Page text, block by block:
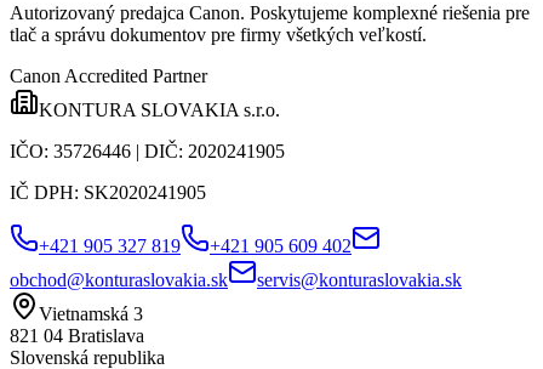
Autorizovaný predajca Canon. Poskytujeme komplexné riešenia pre
tlač a správu dokumentov pre firmy všetkých veľkostí.
Canon Accredited Partner
KONTURA SLOVAKIA s.r.o.
IČO: 35726446 | DIČ: 2020241905
IČ DPH: SK2020241905
+421 905 327 819
+421 905 609 402
obchod@konturaslovakia.sk
servis@konturaslovakia.sk
Vietnamská 3
821 04 Bratislava
Slovenská republika